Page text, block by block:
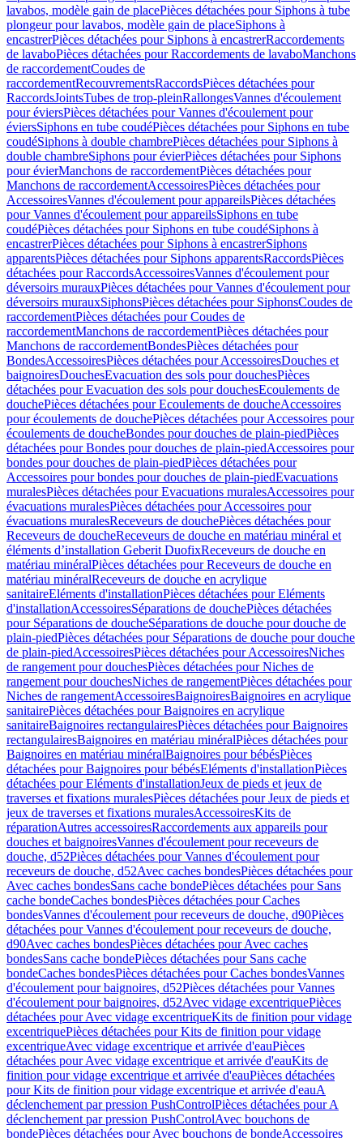
lavabos, modèle gain de placePièces détachées pour Siphons à tube
plongeur pour lavabos, modèle gain de placeSiphons à
encastrerPièces détachées pour Siphons à encastrerRaccordements
de lavaboPièces détachées pour Raccordements de lavaboManchons
de raccordementCoudes de
raccordementRecouvrementsRaccordsPièces détachées pour
RaccordsJointsTubes de trop-pleinRallongesVannes d'écoulement
pour éviersPièces détachées pour Vannes d'écoulement pour
éviersSiphons en tube coudéPièces détachées pour Siphons en tube
coudéSiphons à double chambrePièces détachées pour Siphons à
double chambreSiphons pour évierPièces détachées pour Siphons
pour évierManchons de raccordementPièces détachées pour
Manchons de raccordementAccessoiresPièces détachées pour
AccessoiresVannes d'écoulement pour appareilsPièces détachées
pour Vannes d'écoulement pour appareilsSiphons en tube
coudéPièces détachées pour Siphons en tube coudéSiphons à
encastrerPièces détachées pour Siphons à encastrerSiphons
apparentsPièces détachées pour Siphons apparentsRaccordsPièces
détachées pour RaccordsAccessoiresVannes d'écoulement pour
déversoirs murauxPièces détachées pour Vannes d'écoulement pour
déversoirs murauxSiphonsPièces détachées pour SiphonsCoudes de
raccordementPièces détachées pour Coudes de
raccordementManchons de raccordementPièces détachées pour
Manchons de raccordementBondesPièces détachées pour
BondesAccessoiresPièces détachées pour AccessoiresDouches et
baignoiresDouchesEvacuation des sols pour douchesPièces
détachées pour Evacuation des sols pour douchesEcoulements de
douchePièces détachées pour Ecoulements de doucheAccessoires
pour écoulements de douchePièces détachées pour Accessoires pour
écoulements de doucheBondes pour douches de plain-piedPièces
détachées pour Bondes pour douches de plain-piedAccessoires pour
bondes pour douches de plain-piedPièces détachées pour
Accessoires pour bondes pour douches de plain-piedEvacuations
muralesPièces détachées pour Evacuations muralesAccessoires pour
évacuations muralesPièces détachées pour Accessoires pour
évacuations muralesReceveurs de douchePièces détachées pour
Receveurs de doucheReceveurs de douche en matériau minéral et
éléments d’installation Geberit DuofixReceveurs de douche en
matériau minéralPièces détachées pour Receveurs de douche en
matériau minéralReceveurs de douche en acrylique
sanitaireEléments d'installationPièces détachées pour Eléments
d'installationAccessoiresSéparations de douchePièces détachées
pour Séparations de doucheSéparations de douche pour douche de
plain-piedPièces détachées pour Séparations de douche pour douche
de plain-piedAccessoiresPièces détachées pour AccessoiresNiches
de rangement pour douchesPièces détachées pour Niches de
rangement pour douchesNiches de rangementPièces détachées pour
Niches de rangementAccessoiresBaignoiresBaignoires en acrylique
sanitairePièces détachées pour Baignoires en acrylique
sanitaireBaignoires rectangulairesPièces détachées pour Baignoires
rectangulairesBaignoires en matériau minéralPièces détachées pour
Baignoires en matériau minéralBaignoires pour bébésPièces
détachées pour Baignoires pour bébésEléments d'installationPièces
détachées pour Eléments d'installationJeux de pieds et jeux de
traverses et fixations muralesPièces détachées pour Jeux de pieds et
jeux de traverses et fixations muralesAccessoiresKits de
réparationAutres accessoiresRaccordements aux appareils pour
douches et baignoiresVannes d'écoulement pour receveurs de
douche, d52Pièces détachées pour Vannes d'écoulement pour
receveurs de douche, d52Avec caches bondesPièces détachées pour
Avec caches bondesSans cache bondePièces détachées pour Sans
cache bondeCaches bondesPièces détachées pour Caches
bondesVannes d'écoulement pour receveurs de douche, d90Pièces
détachées pour Vannes d'écoulement pour receveurs de douche,
d90Avec caches bondesPièces détachées pour Avec caches
bondesSans cache bondePièces détachées pour Sans cache
bondeCaches bondesPièces détachées pour Caches bondesVannes
d'écoulement pour baignoires, d52Pièces détachées pour Vannes
d'écoulement pour baignoires, d52Avec vidage excentriquePièces
détachées pour Avec vidage excentriqueKits de finition pour vidage
excentriquePièces détachées pour Kits de finition pour vidage
excentriqueAvec vidage excentrique et arrivée d'eauPièces
détachées pour Avec vidage excentrique et arrivée d'eauKits de
finition pour vidage excentrique et arrivée d'eauPièces détachées
pour Kits de finition pour vidage excentrique et arrivée d'eauA
déclenchement par pression PushControlPièces détachées pour A
déclenchement par pression PushControlAvec bouchons de
bondePièces détachées pour Avec bouchons de bondeAccessoires